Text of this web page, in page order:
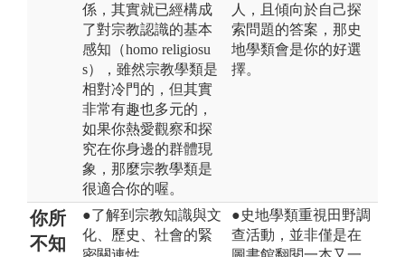
係，其實就已經構成
了對宗教認識的基本
感知（homo religiosu
s），雖然宗教學類是
相對冷門的，但其實
非常有趣也多元的，
如果你熱愛觀察和探
究在你身邊的群體現
象，那麼宗教學類是
很適合你的喔。
人，且傾向於自己探
索問題的答案，那史
地學類會是你的好選
擇。
你所
不知
●了解到宗教知識與文
化、歷史、社會的緊
●史地學類重視田野調
查活動，並非僅是在